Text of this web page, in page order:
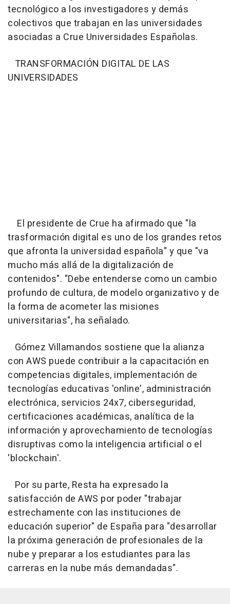
tecnológico a los investigadores y demás
colectivos que trabajan en las universidades
asociadas a Crue Universidades Españolas.
TRANSFORMACIÓN DIGITAL DE LAS
UNIVERSIDADES
El presidente de Crue ha afirmado que "la
trasformación digital es uno de los grandes retos
que afronta la universidad española" y que "va
mucho más allá de la digitalización de
contenidos". "Debe entenderse como un cambio
profundo de cultura, de modelo organizativo y de
la forma de acometer las misiones
universitarias", ha señalado.
Gómez Villamandos sostiene que la alianza
con AWS puede contribuir a la capacitación en
competencias digitales, implementación de
tecnologías educativas 'online', administración
electrónica, servicios 24x7, ciberseguridad,
certificaciones académicas, analítica de la
información y aprovechamiento de tecnologías
disruptivas como la inteligencia artificial o el
'blockchain'.
Por su parte, Resta ha expresado la
satisfacción de AWS por poder "trabajar
estrechamente con las instituciones de
educación superior" de España para "desarrollar
la próxima generación de profesionales de la
nube y preparar a los estudiantes para las
carreras en la nube más demandadas".